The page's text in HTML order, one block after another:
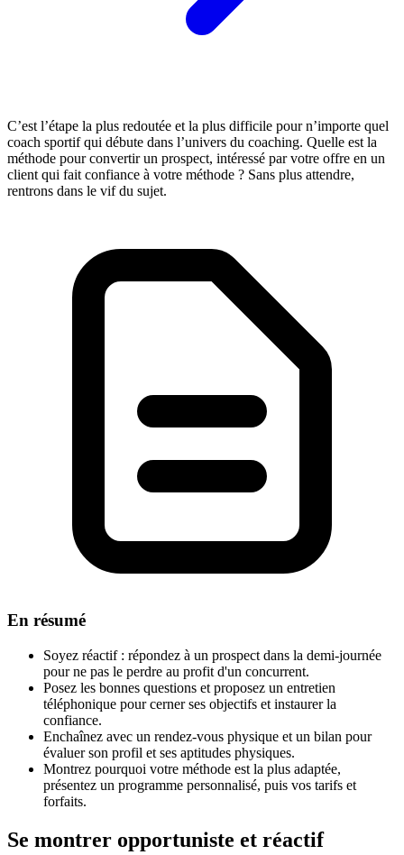
C’est l’étape la plus redoutée et la plus difficile pour n’importe quel
coach sportif qui débute dans l’univers du coaching. Quelle est la
méthode pour convertir un prospect, intéressé par votre offre en un
client qui fait confiance à votre méthode ? Sans plus attendre,
rentrons dans le vif du sujet.
En résumé
Soyez réactif : répondez à un prospect dans la demi-journée
pour ne pas le perdre au profit d'un concurrent.
Posez les bonnes questions et proposez un entretien
téléphonique pour cerner ses objectifs et instaurer la
confiance.
Enchaînez avec un rendez-vous physique et un bilan pour
évaluer son profil et ses aptitudes physiques.
Montrez pourquoi votre méthode est la plus adaptée,
présentez un programme personnalisé, puis vos tarifs et
forfaits.
Se montrer opportuniste et réactif